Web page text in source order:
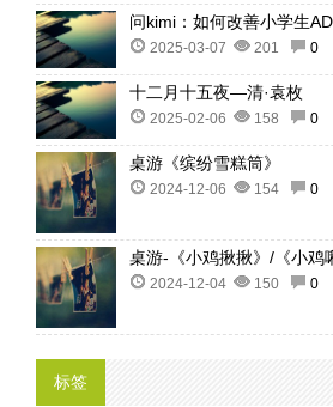
问kimi：如何改善小学生
2025-03-07 201 0
十二月十五夜—清·袁枚
2025-02-06 158 0
桌游《缤纷雪糕筒》
2024-12-06 154 0
桌游-《小鸡揪揪》/《小鸡
2024-12-04 150 0
标签